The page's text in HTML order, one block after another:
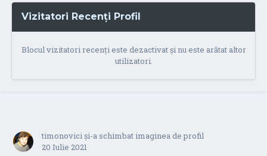
Vizitatori Recenți Profil
Blocul vizitatori recenți este dezactivat și nu este arătat altor
utilizatori.
timonoviciși-a schimbat imaginea de profil
20 Iulie 2021